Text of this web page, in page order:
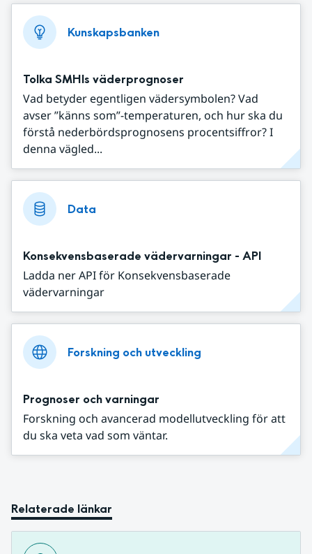
Kunskapsbanken
Tolka SMHIs väderprognoser
Vad betyder egentligen vädersymbolen? Vad
avser ”känns som”-temperaturen, och hur ska du
förstå nederbördsprognosens procentsiffror? I
denna vägled...
Data
Konsekvensbaserade vädervarningar - API
Ladda ner API för Konsekvensbaserade
vädervarningar
Forskning och utveckling
Prognoser och varningar
Forskning och avancerad modellutveckling för att
du ska veta vad som väntar.
Relaterade länkar